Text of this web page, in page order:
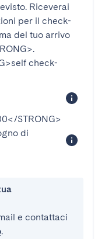
Riceverai
per il check-
del tuo arrivo
.
check-
STRONG>
di
e contattaci
.